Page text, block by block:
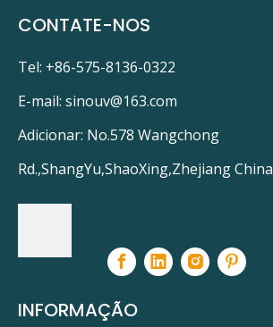
CONTATE-NOS
Tel: +86-575-8136-0322
E-mail: sinouv@163.com
Adicionar: No.578 Wangchong
Rd.,ShangYu,ShaoXing,Zhejiang China
INFORMAÇÃO